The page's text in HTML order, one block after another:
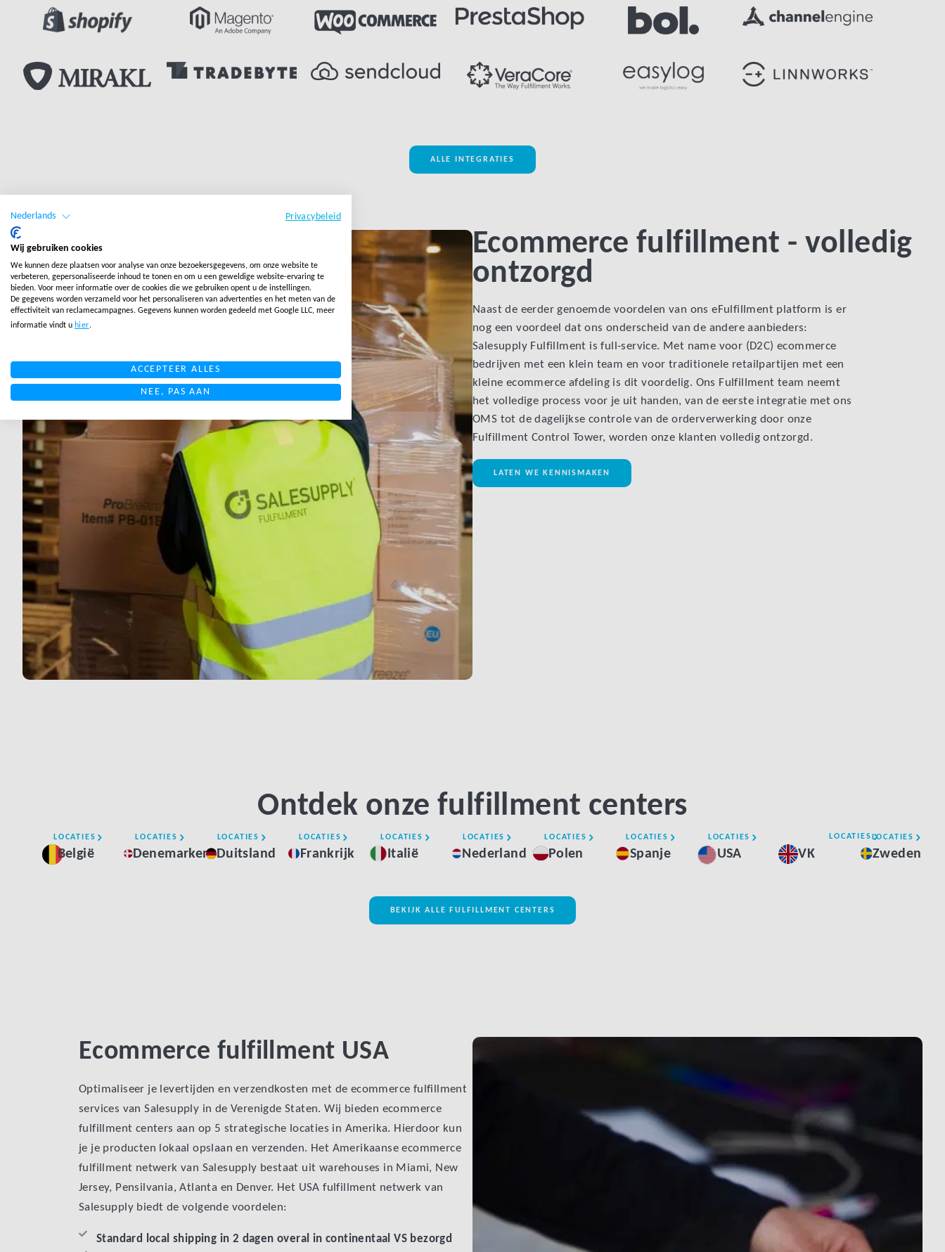
ALLE INTEGRATIES
Ecommerce fulfillment - volledig
ontzorgd
Naast de eerder genoemde voordelen van ons eFulfillment platform is er
nog een voordeel dat ons onderscheid van de andere aanbieders:
Salesupply Fulfillment is full-service. Met name voor (D2C) ecommerce
bedrijven met een klein team en voor traditionele retailpartijen met een
kleine ecommerce afdeling is dit voordelig. Ons Fulfillment team neemt
het volledige process voor je uit handen, van de eerste integratie met ons
OMS tot de dagelijkse controle van de orderverwerking door onze
Fulfillment Control Tower, worden onze klanten volledig ontzorgd.
LATEN WE KENNISMAKEN
Ontdek onze fulfillment centers
België
LOCATIES
Denemarken
LOCATIES
Duitsland
LOCATIES
Frankrijk
LOCATIES
Italië
LOCATIES
Nederland
LOCATIES
Polen
LOCATIES
Spanje
LOCATIES
USA
LOCATIES
VK
LOCATIES
Zweden
LOCATIES
BEKIJK ALLE FULFILLMENT CENTERS
Ecommerce fulfillment USA
Optimaliseer je levertijden en verzendkosten met de ecommerce fulfillment
services van Salesupply in de Verenigde Staten. Wij bieden ecommerce
fulfillment centers aan op 5 strategische locaties in Amerika. Hierdoor kun
je je producten lokaal opslaan en verzenden. Het Amerikaanse ecommerce
fulfillment netwerk van Salesupply bestaat uit warehouses in Miami, New
Jersey, Pensilvania, Atlanta en Denver. Het USA fulfillment netwerk van
Salesupply biedt de volgende voordelen:
Standard local shipping in 2 dagen overal in continentaal VS bezorgd
Nederlands Privacybeleid
Wij gebruiken cookies
We kunnen deze plaatsen voor analyse van onze bezoekersgegevens, om onze website te
verbeteren, gepersonaliseerde inhoud te tonen en om u een geweldige website-ervaring te
bieden. Voor meer informatie over de cookies die we gebruiken opent u de instellingen.
De gegevens worden verzameld voor het personaliseren van advertenties en het meten van de
effectiviteit van reclamecampagnes. Gegevens kunnen worden gedeeld met Google LLC, meer
informatie vindt u hier.
ACCEPTEER ALLES
NEE, PAS AAN